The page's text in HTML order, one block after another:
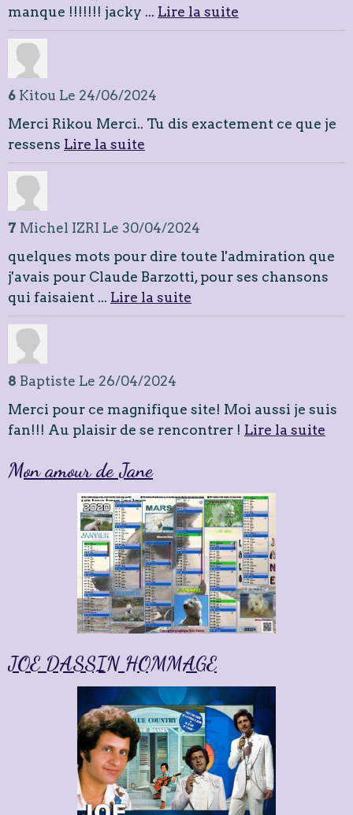
manque !!!!!!! jacky ... Lire la suite
6 Kitou Le 24/06/2024
Merci Rikou Merci.. Tu dis exactement ce que je
ressens Lire la suite
7 Michel IZRI Le 30/04/2024
quelques mots pour dire toute l'admiration que
j'avais pour Claude Barzotti, pour ses chansons
qui faisaient ... Lire la suite
8 Baptiste Le 26/04/2024
Merci pour ce magnifique site! Moi aussi je suis
fan!!! Au plaisir de se rencontrer ! Lire la suite
Mon amour de Jane
JOE DASSIN HOMMAGE